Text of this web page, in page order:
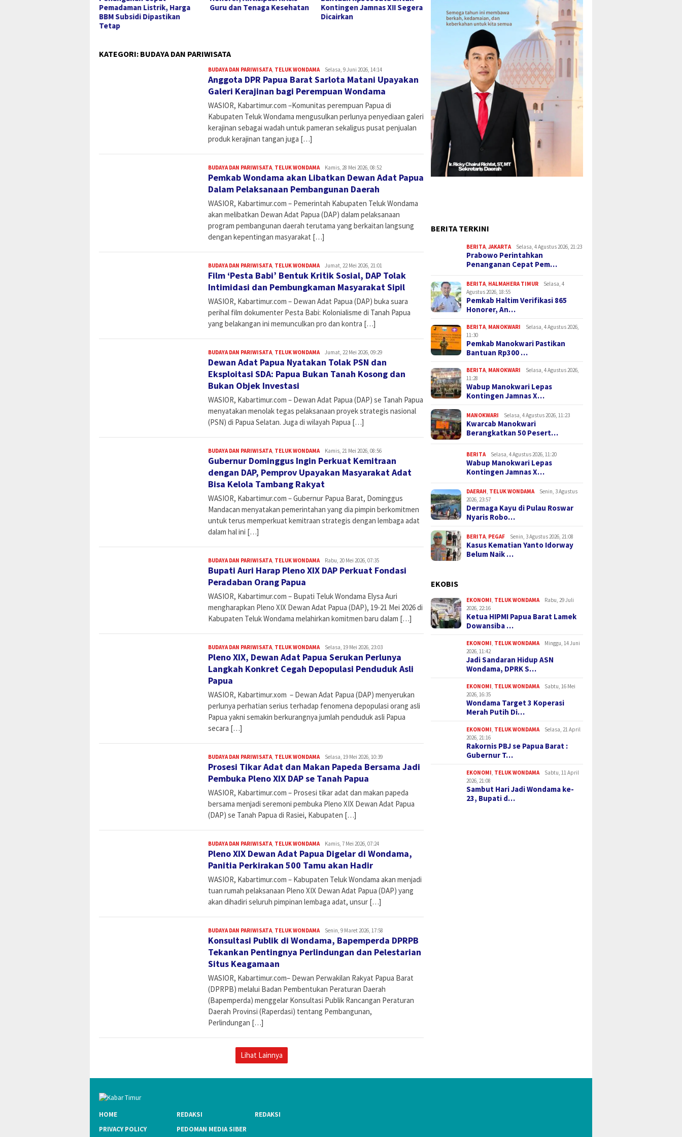
Guru dan Tenaga Kesehatan
Kontingen Jamnas XII Segera
KATEGORI: BUDAYA DAN PARIWISATA
BUDAYA DAN PARIWISATA, TELUK WONDAMAAdmin
Selasa, 9 Juni 2026, 14:14
Anggota DPR Papua Barat Sarlota Matani Upayakan
Galeri Kerajinan bagi Perempuan Wondama
WASIOR, Kabartimur.com –Komunitas perempuan Papua di
Kabupaten Teluk Wondama mengusulkan perlunya penyediaan galeri
kerajinan sebagai wadah untuk pameran sekaligus pusat penjualan
produk kerajinan tangan juga […]
BUDAYA DAN PARIWISATA, TELUK WONDAMAAdmin
Kamis, 28 Mei 2026, 08:52
Pemkab Wondama akan Libatkan Dewan Adat Papua
Dalam Pelaksanaan Pembangunan Daerah
WASIOR, Kabartimur.com – Pemerintah Kabupaten Teluk Wondama
akan melibatkan Dewan Adat Papua (DAP) dalam pelaksanaan
program pembangunan daerah terutama yang berkaitan langsung
dengan kepentingan masyarakat […]
BUDAYA DAN PARIWISATA, TELUK WONDAMAAdmin
Jumat, 22 Mei 2026, 21:01
Film ‘Pesta Babi’ Bentuk Kritik Sosial, DAP Tolak
Intimidasi dan Pembungkaman Masyarakat Sipil
WASIOR, Kabartimur.com – Dewan Adat Papua (DAP) buka suara
perihal film dokumenter Pesta Babi: Kolonialisme di Tanah Papua
yang belakangan ini memunculkan pro dan kontra […]
BUDAYA DAN PARIWISATA, TELUK WONDAMAAdmin
Jumat, 22 Mei 2026, 09:29
Dewan Adat Papua Nyatakan Tolak PSN dan
Eksploitasi SDA: Papua Bukan Tanah Kosong dan
Bukan Objek Investasi
WASIOR, Kabartimur.com – Dewan Adat Papua (DAP) se Tanah Papua
menyatakan menolak tegas pelaksanaan proyek strategis nasional
(PSN) di Papua Selatan. Juga di wilayah Papua […]
BUDAYA DAN PARIWISATA, TELUK WONDAMAAdmin
Kamis, 21 Mei 2026, 08:56
Gubernur Dominggus Ingin Perkuat Kemitraan
dengan DAP, Pemprov Upayakan Masyarakat Adat
Bisa Kelola Tambang Rakyat
WASIOR, Kabartimur.com – Gubernur Papua Barat, Dominggus
Mandacan menyatakan pemerintahan yang dia pimpin berkomitmen
untuk terus memperkuat kemitraan strategis dengan lembaga adat
dalam hal ini […]
BUDAYA DAN PARIWISATA, TELUK WONDAMAAdmin
Rabu, 20 Mei 2026, 07:35
Bupati Auri Harap Pleno XIX DAP Perkuat Fondasi
Peradaban Orang Papua
WASIOR, Kabartimur.com – Bupati Teluk Wondama Elysa Auri
mengharapkan Pleno XIX Dewan Adat Papua (DAP), 19-21 Mei 2026 di
Kabupaten Teluk Wondama melahirkan komitmen baru dalam […]
BUDAYA DAN PARIWISATA, TELUK WONDAMAAdmin
Selasa, 19 Mei 2026, 23:03
Pleno XIX, Dewan Adat Papua Serukan Perlunya
Langkah Konkret Cegah Depopulasi Penduduk Asli
Papua
WASIOR, Kabartimur.xom – Dewan Adat Papua (DAP) menyerukan
perlunya perhatian serius terhadap fenomena depopulasi orang asli
Papua yakni semakin berkurangnya jumlah penduduk asli Papua
secara […]
BUDAYA DAN PARIWISATA, TELUK WONDAMAAdmin
Selasa, 19 Mei 2026, 10:39
Prosesi Tikar Adat dan Makan Papeda Bersama Jadi
Pembuka Pleno XIX DAP se Tanah Papua
WASIOR, Kabartimur.com – Prosesi tikar adat dan makan papeda
bersama menjadi seremoni pembuka Pleno XIX Dewan Adat Papua
(DAP) se Tanah Papua di Rasiei, Kabupaten […]
BUDAYA DAN PARIWISATA, TELUK WONDAMAAdmin
Kamis, 7 Mei 2026, 07:24
Pleno XIX Dewan Adat Papua Digelar di Wondama,
Panitia Perkirakan 500 Tamu akan Hadir
WASIOR, Kabartimur.com – Kabupaten Teluk Wondama akan menjadi
tuan rumah pelaksanaan Pleno XIX Dewan Adat Papua (DAP) yang
akan dihadiri seluruh pimpinan lembaga adat, unsur […]
BUDAYA DAN PARIWISATA, TELUK WONDAMAAdmin
Senin, 9 Maret 2026, 17:58
Konsultasi Publik di Wondama, Bapemperda DPRPB
Tekankan Pentingnya Perlindungan dan Pelestarian
Situs Keagamaan
WASIOR, Kabartimur.com– Dewan Perwakilan Rakyat Papua Barat
(DPRPB) melalui Badan Pembentukan Peraturan Daerah
(Bapemperda) menggelar Konsultasi Publik Rancangan Peraturan
Daerah Provinsi (Raperdasi) tentang Pembangunan,
Perlindungan […]
Lihat Lainnya
BERITA TERKINI
BERITA ,JAKARTA Selasa, 4 Agustus 2026, 21:23
Prabowo Perintahkan
Penanganan Cepat Pem…
BERITA HALMAHERA TIMUR
Selasa, 4
Agustus 2026, 18:55
Pemkab Haltim Verifikasi 865
Honorer, An…
BERITA MANOKWARI
Selasa, 4 Agustus 2026,
11:30
Pemkab Manokwari Pastikan
Bantuan Rp300 …
BERITA MANOKWARI
Selasa, 4 Agustus 2026,
11:28
Wabup Manokwari Lepas
Kontingen Jamnas X…
MANOKWARI Selasa, 4 Agustus 2026, 11:23
Kwarcab Manokwari
Berangkatkan 50 Pesert…
BERITA Selasa, 4 Agustus 2026, 11:20
Wabup Manokwari Lepas
Kontingen Jamnas X…
DAERAH TELUK WONDAMA
Senin, 3 Agustus
2026, 23:57
Dermaga Kayu di Pulau Roswar
Nyaris Robo…
BERITA PEGAF Senin, 3 Agustus 2026, 21:08
Kasus Kematian Yanto Idorway
Belum Naik …
EKOBIS
EKONOMI TELUK WONDAMA
Rabu, 29 Juli
2026, 22:16
Ketua HIPMI Papua Barat Lamek
Dowansiba …
EKONOMI TELUK WONDAMA
Minggu, 14 Juni
2026, 11:42
Jadi Sandaran Hidup ASN
Wondama, DPRK S…
EKONOMI TELUK WONDAMA
Sabtu, 16 Mei
2026, 16:35
Wondama Target 3 Koperasi
Merah Putih Di…
EKONOMI TELUK WONDAMA
Selasa, 21 April
2026, 21:16
Rakornis PBJ se Papua Barat :
Gubernur T…
EKONOMI TELUK WONDAMA
Sabtu, 11 April
2026, 21:08
Sambut Hari Jadi Wondama ke-
23, Bupati d…
HOME REDAKSI
REDAKSI
PRIVACY POLICY
PEDOMAN MEDIA SIBER